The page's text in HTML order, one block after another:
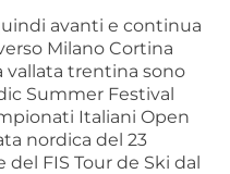
avanti e continua
Milano Cortina
vallata trentina sono
Summer Festival
Italiani Open
nordica del 23
FIS Tour de Ski dal